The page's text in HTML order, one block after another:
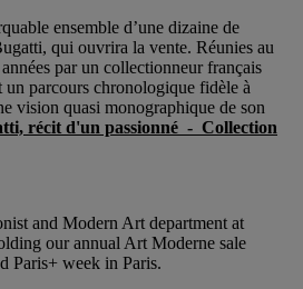
ensemble d’une dizaine de
qui ouvrira la vente. Réunies au
par un collectionneur français
un parcours chronologique fidèle à
vision quasi monographique de son
récit d'un passionné - Collection
and Modern Art department at
our annual Art Moderne sale
Paris+ week in Paris.